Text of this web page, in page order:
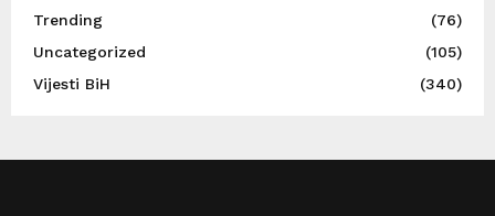
Trending
(76)
Uncategorized
(105)
Vijesti BiH
(340)